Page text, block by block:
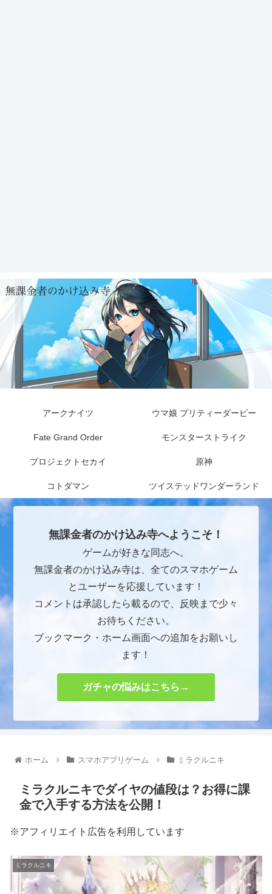
アークナイツ ウマ娘 プリティーダービー
Fate Grand Order モンスターストライク
プロジェクトセカイ 原神
コトダマン ツイステッドワンダーランド
無課金者のかけ込み寺へようこそ！
ゲームが好きな同志へ。
無課金者のかけ込み寺は、全てのスマホゲーム
とユーザーを応援しています！
コメントは承認したら載るので、反映まで少々
お待ちください。
ブックマーク・ホーム画面への追加をお願いし
ます！
ガチャの悩みはこちら→
ホーム スマホアプリゲーム ミラクルニキ
ミラクルニキでダイヤの値段は？お得に課
金で入手する方法を公開！
※アフィリエイト広告を利用しています
ミラクルニキ